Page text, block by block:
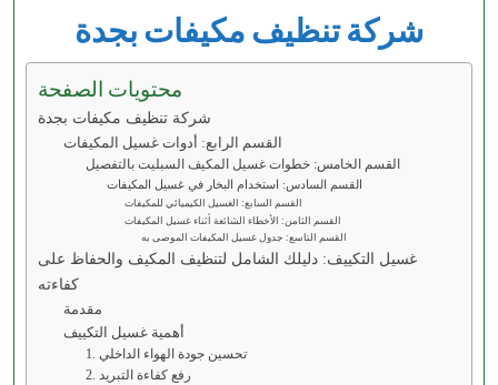
شركة تنظيف مكيفات بجدة
محتويات الصفحة
شركة تنظيف مكيفات بجدة
القسم الرابع: أدوات غسيل المكيفات
القسم الخامس: خطوات غسيل المكيف السبليت بالتفصيل
القسم السادس: استخدام البخار في غسيل المكيفات
القسم السابع: الغسيل الكيميائي للمكيفات
القسم الثامن: الأخطاء الشائعة أثناء غسيل المكيفات
القسم التاسع: جدول غسيل المكيفات الموصى به
غسيل التكييف: دليلك الشامل لتنظيف المكيف والحفاظ على
كفاءته
مقدمة
أهمية غسيل التكييف
1. تحسين جودة الهواء الداخلي
2. رفع كفاءة التبريد